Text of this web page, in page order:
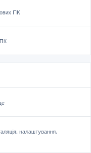
ПК
налаштування,